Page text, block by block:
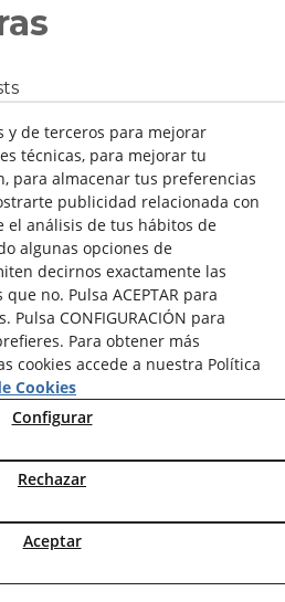
Aviso Legal
Política de Cookies
- Todos los derechos
reservados.
y de terceros para mejorar
técnicas, para mejorar tu
para almacenar tus preferencias
publicidad relacionada con
análisis de tus hábitos de
algunas opciones de
decirnos exactamente las
no. Pulsa ACEPTAR para
CONFIGURACIÓN para
Para obtener más
cookies accede a nuestra Política
Cookies
Configurar
Rechazar
Aceptar